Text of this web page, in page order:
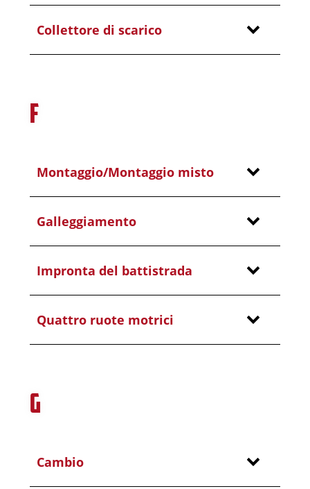
Collettore di scarico
F
Montaggio/Montaggio misto
Galleggiamento
Impronta del battistrada
Quattro ruote motrici
G
Cambio